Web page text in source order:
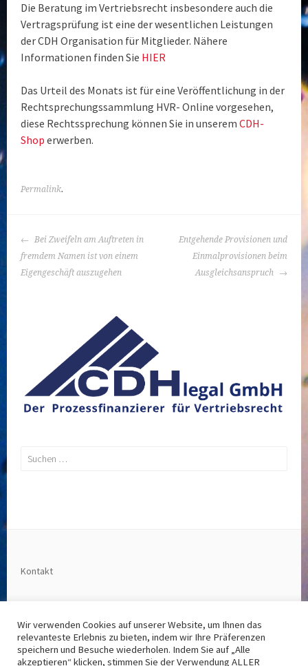
Die Beratung im Vertriebsrecht insbesondere auch die
Vertragsprüfung ist eine der wesentlichen Leistungen
der CDH Organisation für Mitglieder. Nähere
Informationen finden Sie HIER
Das Urteil des Monats ist für eine Veröffentlichung in der
Rechtsprechungssammlung HVR- Online vorgesehen,
diese Rechtssprechung können Sie in unseremCDH-
Shoperwerben.
Permalink.
Beitrags-
Navigation
Bei Zweifeln am Auftreten in
fremdem Namen ist von einem
Eigengeschäft auszugehen
Entgehende Provisionen und
Einmalprovisionen beim
Ausgleichsanspruch
Suchen
Kontakt
Impressum
Datenschutz
Wir verwenden Cookies auf unserer Website, um Ihnen das
relevanteste Erlebnis zu bieten, indem wir Ihre Präferenzen
speichern und Besuche wiederholen. Indem Sie auf „Alle
akzeptieren“ klicken, stimmen Sie der Verwendung ALLER